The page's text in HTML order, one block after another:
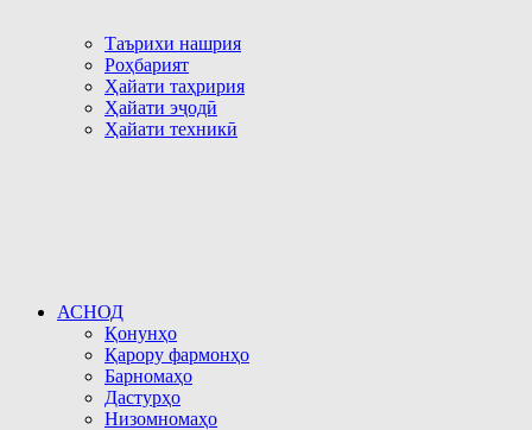
Таърихи нашрия
Роҳбарият
Ҳайати таҳририя
Ҳайати эҷодӣ
Ҳайати техникӣ
АСНОД
Қонунҳо
Қарору фармонҳо
Барномаҳо
Дастурҳо
Низомномаҳо